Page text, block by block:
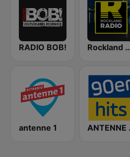
RADIO BOB! Rockland
antenne 1